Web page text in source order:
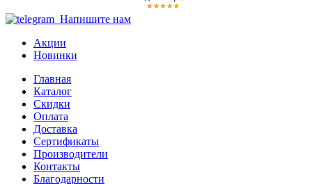
Напишите нам
Акции
Новинки
Главная
Каталог
Скидки
Оплата
Доставка
Сертификаты
Производители
Контакты
Благодарности